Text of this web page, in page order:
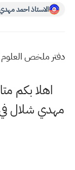
الاستاذ احمد
دفتر ملخص العلوم
اهلا بكم
مهدي شلال